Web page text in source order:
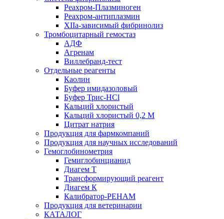
Реахром-Плазминоген
Реахром-антиплазмин
XIIа-зависимый фибринолиз
Тромбоцитарный гемостаз
АДФ
Агренам
Виллебранд-тест
Отдельные реагенты
Каолин
Буфер имидазоловый
Буфер Трис-HCl
Кальций хлористый
Кальций хлористый 0,2 М
Цитрат натрия
Продукция для фармкомпаний
Продукция для научных исследований
Гемоглобинометрия
Гемиглобинцианид
Диагем Т
Трансформирующий реагент
Диагем К
Калибратор-РЕНАМ
Продукция для ветеринарии
КАТАЛОГ